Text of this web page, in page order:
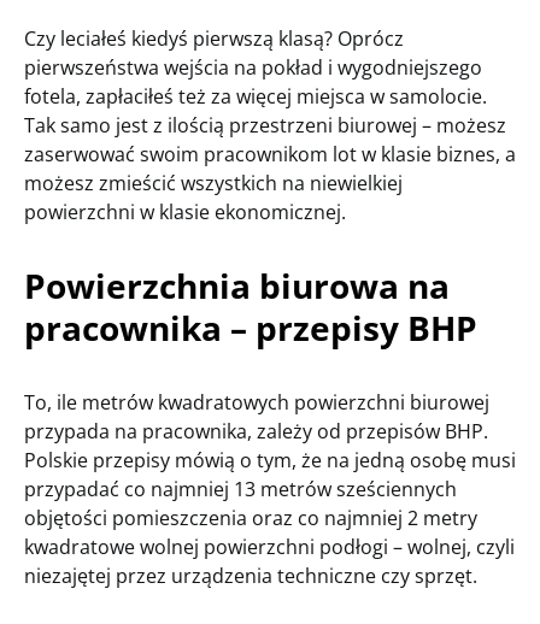
Czy leciałeś kiedyś pierwszą klasą? Oprócz
pierwszeństwa wejścia na pokład i wygodniejszego
fotela, zapłaciłeś też za więcej miejsca w samolocie.
Tak samo jest z ilością przestrzeni biurowej – możesz
zaserwować swoim pracownikom lot w klasie biznes, a
możesz zmieścić wszystkich na niewielkiej
powierzchni w klasie ekonomicznej.
Powierzchnia biurowa na
pracownika – przepisy BHP
To, ile metrów kwadratowych powierzchni biurowej
przypada na pracownika, zależy od przepisów BHP.
Polskie przepisy mówią o tym, że na jedną osobę musi
przypadać co najmniej 13 metrów sześciennych
objętości pomieszczenia oraz co najmniej 2 metry
kwadratowe wolnej powierzchni podłogi – wolnej, czyli
niezajętej przez urządzenia techniczne czy sprzęt.